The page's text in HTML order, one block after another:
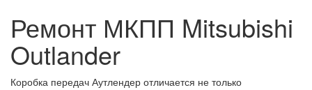
Ремонт МКПП Mitsubishi
Outlander
Коробка передач Аутлендер отличается не только